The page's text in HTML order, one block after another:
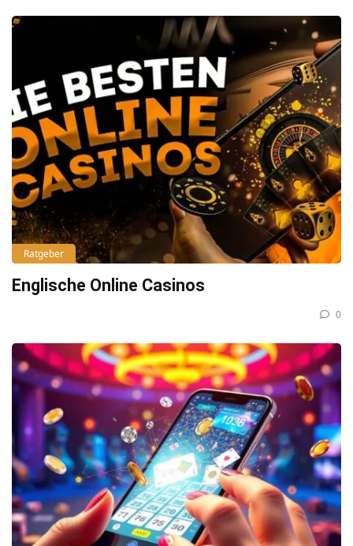
Ratgeber
Englische Online Casinos
0